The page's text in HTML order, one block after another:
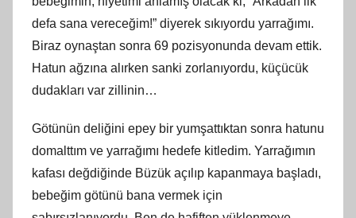
defa sana vereceğim!” diyerek sıkıyordu yarrağımı.
Biraz oynaştan sonra 69 pozisyonunda devam ettik.
Hatun ağzına alırken sanki zorlanıyordu, küçücük
dudakları var zillinin…
Götünün deliğini epey bir yumşattıktan sonra hatunu
domalttım ve yarrağımı hedefe kitledim. Yarrağımın
kafası değdiğinde Büzük açılıp kapanmaya başladı,
bebeğim götünü bana vermek için